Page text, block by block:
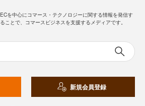
ECを中心にコマース・テクノロジーに関する情報を発信す
ることで、コマースビジネスを支援するメディアです。
新規会員登録